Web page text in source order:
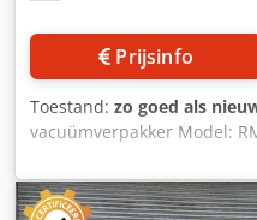
Prijsinfo
Toestand: zo goed als
vacuümverpakker Model:
Roestvrijstalen
700mm x 500mm x
diverse matrijzen, 3Ph